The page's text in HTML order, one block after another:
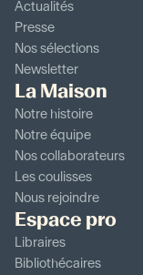
Actualités
Presse
Nos sélections
Newsletter
La Maison
Notre histoire
Notre équipe
Nos collaborateurs
Les coulisses
Nous rejoindre
Espace pro
Libraires
Bibliothécaires